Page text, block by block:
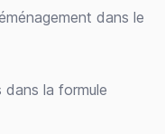
dans le
la formule